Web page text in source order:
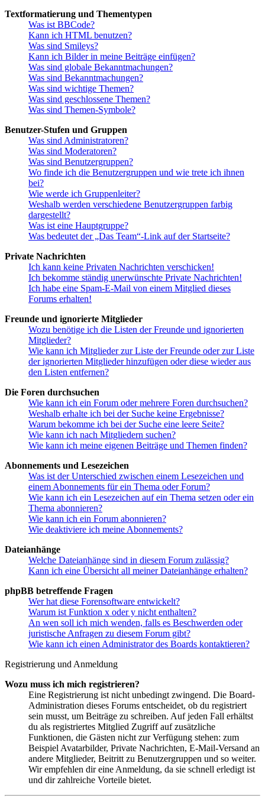
Textformatierung und Thementypen
Was ist BBCode?
Kann ich HTML benutzen?
Was sind Smileys?
Kann ich Bilder in meine Beiträge einfügen?
Was sind globale Bekanntmachungen?
Was sind Bekanntmachungen?
Was sind wichtige Themen?
Was sind geschlossene Themen?
Was sind Themen-Symbole?
Benutzer-Stufen und Gruppen
Was sind Administratoren?
Was sind Moderatoren?
Was sind Benutzergruppen?
Wo finde ich die Benutzergruppen und wie trete ich ihnen
bei?
Wie werde ich Gruppenleiter?
Weshalb werden verschiedene Benutzergruppen farbig
dargestellt?
Was ist eine Hauptgruppe?
Was bedeutet der „Das Team“-Link auf der Startseite?
Private Nachrichten
Ich kann keine Privaten Nachrichten verschicken!
Ich bekomme ständig unerwünschte Private Nachrichten!
Ich habe eine Spam-E-Mail von einem Mitglied dieses
Forums erhalten!
Freunde und ignorierte Mitglieder
Wozu benötige ich die Listen der Freunde und ignorierten
Mitglieder?
Wie kann ich Mitglieder zur Liste der Freunde oder zur Liste
der ignorierten Mitglieder hinzufügen oder diese wieder aus
den Listen entfernen?
Die Foren durchsuchen
Wie kann ich ein Forum oder mehrere Foren durchsuchen?
Weshalb erhalte ich bei der Suche keine Ergebnisse?
Warum bekomme ich bei der Suche eine leere Seite?
Wie kann ich nach Mitgliedern suchen?
Wie kann ich meine eigenen Beiträge und Themen finden?
Abonnements und Lesezeichen
Was ist der Unterschied zwischen einem Lesezeichen und
einem Abonnements für ein Thema oder Forum?
Wie kann ich ein Lesezeichen auf ein Thema setzen oder ein
Thema abonnieren?
Wie kann ich ein Forum abonnieren?
Wie deaktiviere ich meine Abonnements?
Dateianhänge
Welche Dateianhänge sind in diesem Forum zulässig?
Kann ich eine Übersicht all meiner Dateianhänge erhalten?
phpBB betreffende Fragen
Wer hat diese Forensoftware entwickelt?
Warum ist Funktion x oder y nicht enthalten?
An wen soll ich mich wenden, falls es Beschwerden oder
juristische Anfragen zu diesem Forum gibt?
Wie kann ich einen Administrator des Boards kontaktieren?
Registrierung und Anmeldung
Wozu muss ich mich registrieren?
Eine Registrierung ist nicht unbedingt zwingend. Die Board-
Administration dieses Forums entscheidet, ob du registriert
sein musst, um Beiträge zu schreiben. Auf jeden Fall erhältst
du als registriertes Mitglied Zugriff auf zusätzliche
Funktionen, die Gästen nicht zur Verfügung stehen: zum
Beispiel Avatarbilder, Private Nachrichten, E-Mail-Versand an
andere Mitglieder, Beitritt zu Benutzergruppen und so weiter.
Wir empfehlen dir eine Anmeldung, da sie schnell erledigt ist
und dir zahlreiche Vorteile bietet.